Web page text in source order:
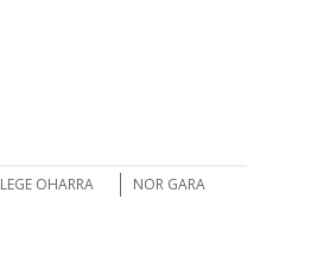
NOR GARA
LEGE OHARRA